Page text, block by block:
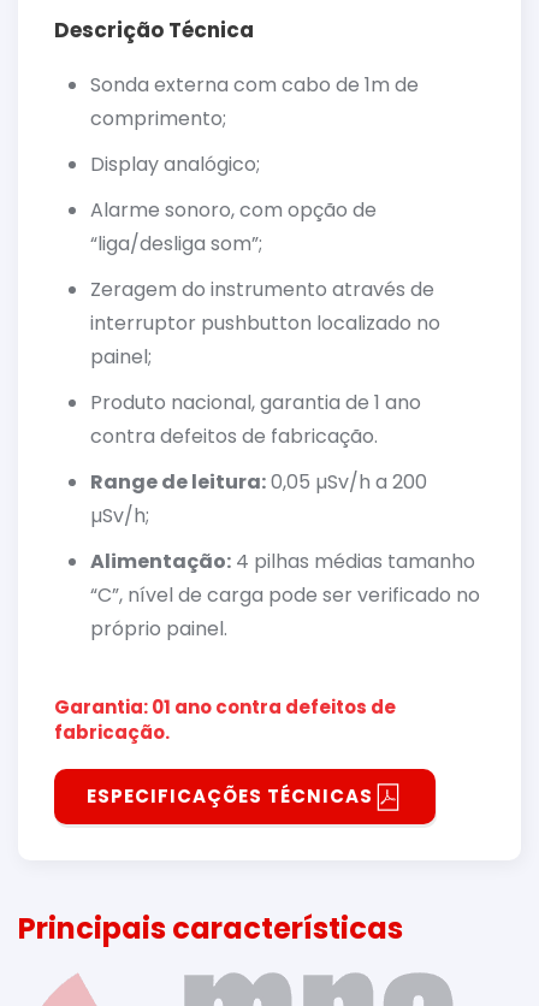
Descrição Técnica
Sonda externa com cabo de 1m de
comprimento;
Display analógico;
Alarme sonoro, com opção de
“liga/desliga som”;
Zeragem do instrumento através de
interruptor pushbutton localizado no
painel;
Produto nacional, garantia de 1 ano
contra defeitos de fabricação.
Range de leitura:0,05 µSv/h a 200
µSv/h;
Alimentação: 4 pilhas médias tamanho
“C”, nível de carga pode ser verificado no
próprio painel.
Garantia: 01 ano contra defeitos de
fabricação.
ESPECIFICAÇÕES TÉCNICAS
Principais características